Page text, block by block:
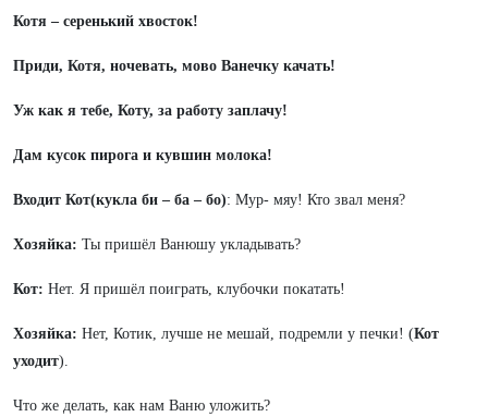
Котя – серенький хвосток!
Приди, Котя, ночевать, мово Ванечку качать!
Уж как я тебе, Коту, за работу заплачу!
Дам кусок пирога и кувшин молока!
Входит Кот(кукла би – ба – бо): Мур- мяу! Кто звал меня?
Хозяйка: Ты пришёл Ванюшу укладывать?
Кот: Нет. Я пришёл поиграть, клубочки покатать!
Хозяйка: Нет, Котик, лучше не мешай, подремли у печки! (Кот
уходит).
Что же делать, как нам Ваню уложить?